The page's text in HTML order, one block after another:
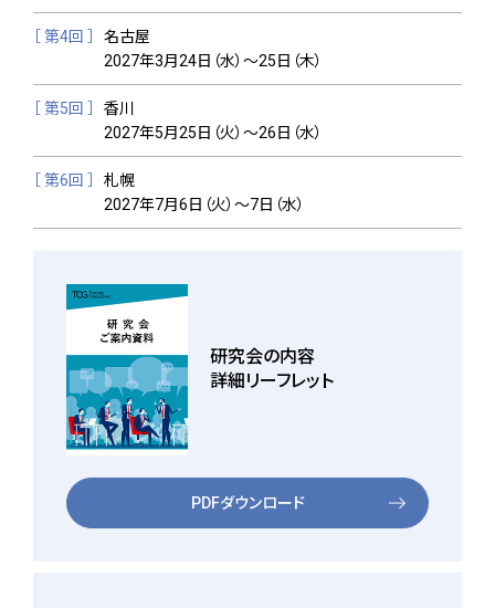
［ 第4回 ］
名古屋
2027年3月24日（水）〜25日（木）
［ 第5回 ］
香川
2027年5月25日（火）〜26日（水）
［ 第6回 ］
札幌
2027年7月6日（火）〜7日（水）
研究会の内容
詳細リーフレット
PDFダウンロード